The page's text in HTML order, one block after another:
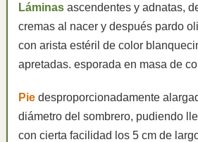
Láminas ascendentes y adnatas,
cremas al nacer y después pardo
con arista estéril de color
apretadas. esporada en masa de
Pie desproporcionadamente
diámetro del sombrero, pudiendo
con cierta facilidad los 5 cm de